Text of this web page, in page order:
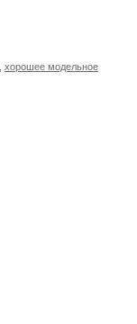
хорошее модельное